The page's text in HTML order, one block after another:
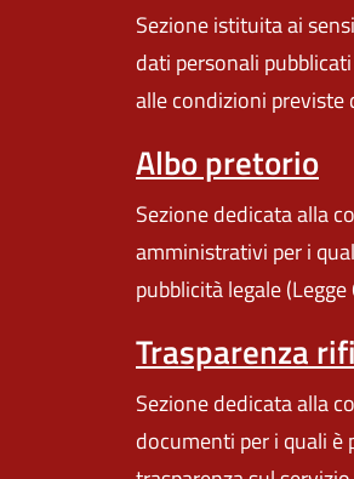
Sezione istituita ai
dati personali
alle condizioni
Albo pretorio
Sezione dedicata alla
amministrativi per i
pubblicità legale
Trasparenza
Sezione dedicata alla
documenti per i quali è